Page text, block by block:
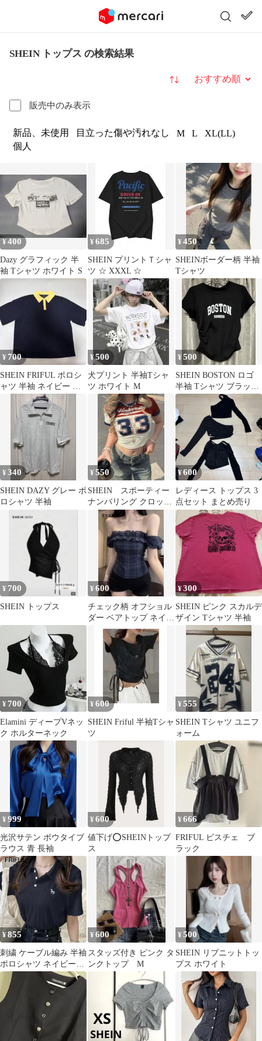
SHEIN トップス の検索結果
販売中のみ表示
並び替え
新品、未使用 目立った傷や汚れなし M L
XL(LL)
個人
¥400
Dazy グラフィック 半
袖 Tシャツ ホワイト S
¥685
SHEIN プリントＴシャ
ツ ☆ XXXL ☆
¥450
SHEINボーダー柄 半袖
Tシャツ
¥ 700
SHEIN FRIFUL ポロシ
ャツ 半袖 ネイビー イ
エロー XL
¥500
犬プリント 半袖Tシャ
ツ ホワイト M
¥500
SHEIN BOSTON ロゴ
半袖 Tシャツ ブラック
M
¥340
SHEIN DAZY グレー ポ
ロシャツ 半袖
¥550
SHEIN スポーティー
ナンバリング クロップ
ド丈 Tシャツ
¥600
レディース トップス 3
点セット まとめ売り
¥ 700
SHEIN トップス
¥600
チェック柄 オフショル
ダー ベアトップ ネイビ
¥300
SHEIN ピンク スカルデ
ザイン Tシャツ 半袖
¥ 700
Elamini ディープVネッ
ク ホルターネック
¥600
SHEIN Friful 半袖Tシャ
ツ
¥555
SHEIN Tシャツ ユニフ
ォーム
¥999
光沢サテン ボウタイブ
ラウス 青 長袖
¥600
値下げ⭕️SHEINトップ
ス
¥666
FRIFUL ビスチェ ブ
ラック
¥855
刺繍 ケーブル編み 半袖
ポロシャツ ネイビー
XL FRIFUL ユニコーン
¥600
スタッズ付き ピンク タ
ンクトップ M
¥500
SHEIN リブニットトッ
プス ホワイト